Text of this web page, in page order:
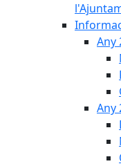
Any
Any